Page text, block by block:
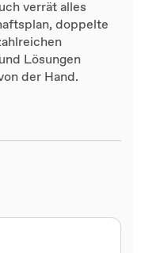
verrät alles
doppelte
Lösungen
der Hand.